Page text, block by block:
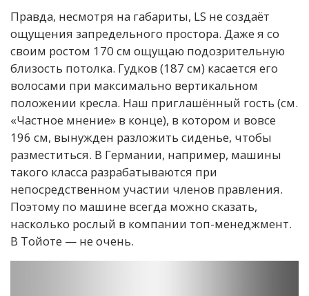
Правда, несмотря на габариты, LS не создаёт
ощущения запредельного простора. Даже я со
своим ростом 170 см ощущаю подозрительную
близость потолка. Гудков (187 см) касается его
волосами при максимально вертикальном
положении кресла. Наш приглашённый гость (см.
«Частное мнение» в конце), в котором и вовсе
196 см, вынужден разложить сиденье, чтобы
разместиться. В Германии, например, машины
такого класса разрабатываются при
непосредственном участии членов правления.
Поэтому по машине всегда можно сказать,
насколько рослый в компании топ-менеджмент.
В Тойоте — не очень.